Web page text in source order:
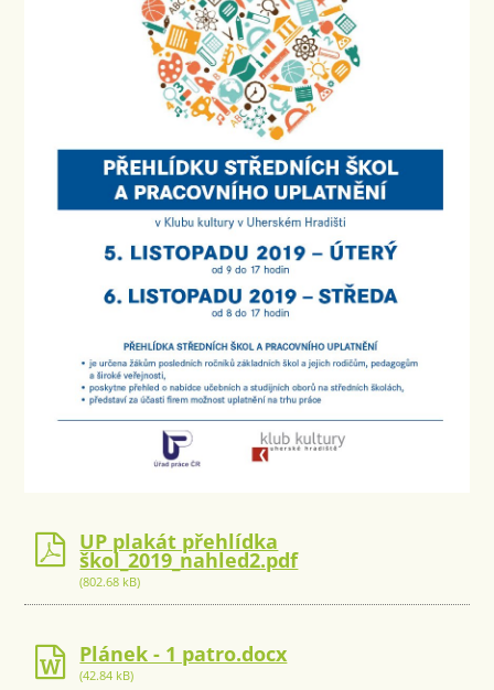
UP plakát přehlídka
škol_2019_nahled2.pdf
(802.68 kB)
Plánek - 1 patro.docx
(42.84 kB)